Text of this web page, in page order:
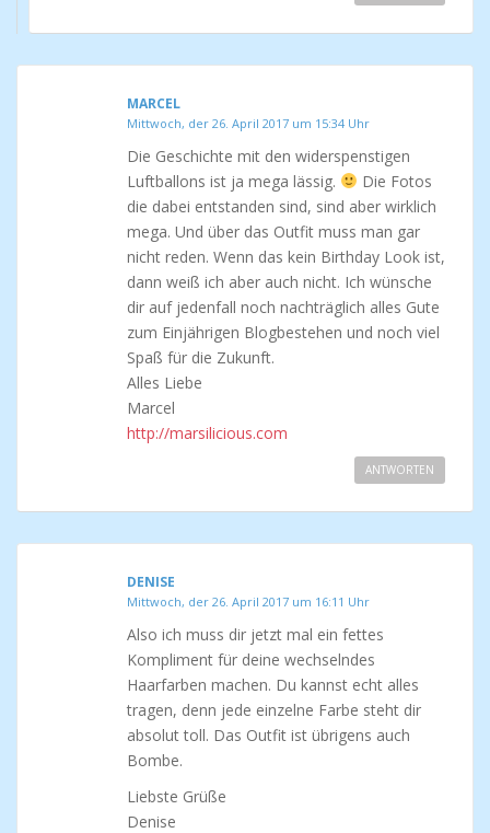
MARCEL
Mittwoch, der 26. April 2017 um 15:34 Uhr
Die Geschichte mit den widerspenstigen
Luftballons ist ja mega lässig.
Die Fotos
die dabei entstanden sind, sind aber wirklich
mega. Und über das Outfit muss man gar
nicht reden. Wenn das kein Birthday Look ist,
dann weiß ich aber auch nicht. Ich wünsche
dir auf jedenfall noch nachträglich alles Gute
zum Einjährigen Blogbestehen und noch viel
Spaß für die Zukunft.
Alles Liebe
Marcel
http://marsilicious.com
ANTWORTEN
DENISE
Mittwoch, der 26. April 2017 um 16:11 Uhr
Also ich muss dir jetzt mal ein fettes
Kompliment für deine wechselndes
Haarfarben machen. Du kannst echt alles
tragen, denn jede einzelne Farbe steht dir
absolut toll. Das Outfit ist übrigens auch
Bombe.
Liebste Grüße
Denise